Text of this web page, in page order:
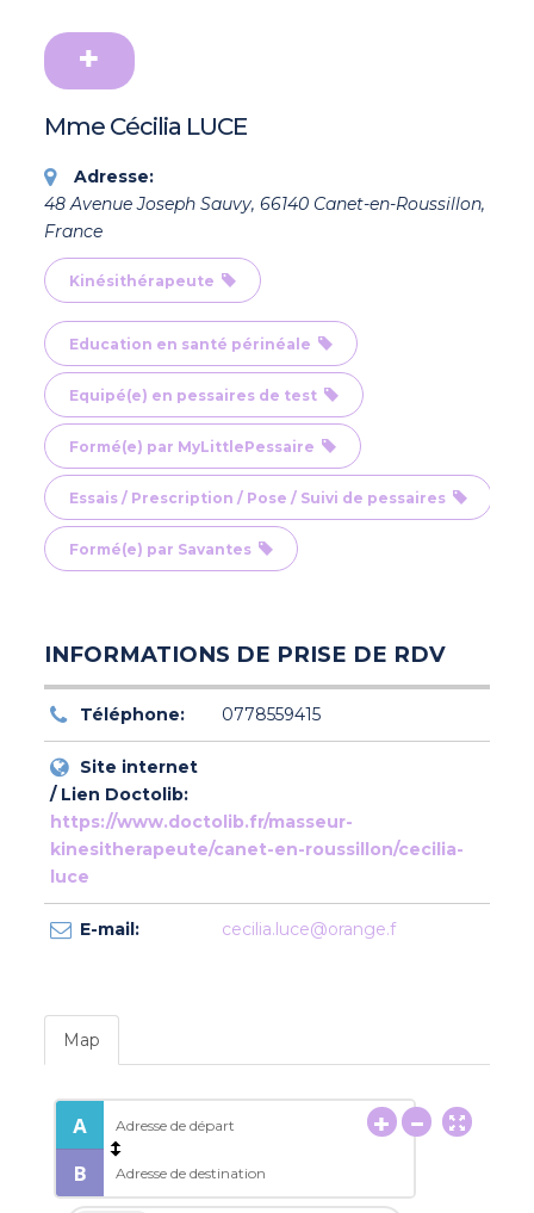
Mme Cécilia LUCE
Adresse:
48 Avenue Joseph Sauvy, 66140 Canet-en-Roussillon,
France
Kinésithérapeute
Education en santé périnéale
Equipé(e) en pessaires de test
Formé(e) par MyLittlePessaire
Essais / Prescription / Pose / Suivi de pessaires
Formé(e) par Savantes
INFORMATIONS DE PRISE DE RDV
Téléphone: 0778559415
Site internet
/ Lien Doctolib:
https://www.doctolib.fr/masseur-
kinesitherapeute/canet-en-roussillon/cecilia-
luce
E-mail: cecilia.luce@orange.f
Map